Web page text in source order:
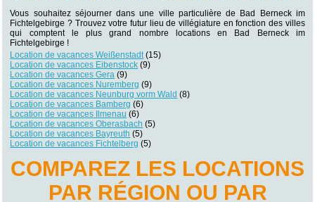
Vous souhaitez séjourner dans une ville particulière de Bad Berneck im
Fichtelgebirge ? Trouvez votre futur lieu de villégiature en fonction des villes
qui comptent le plus grand nombre locations en Bad Berneck im
Fichtelgebirge !
Location de vacances Weißenstadt(15)
Location de vacances Eibenstock (9)
Location de vacances Gera (9)
Location de vacances Nuremberg (9)
Location de vacances Neunburg vorm Wald (8)
Location de vacances Bamberg (6)
Location de vacances Ilmenau (6)
Location de vacances Oberasbach (5)
Location de vacances Bayreuth (5)
Location de vacances Fichtelberg (5)
COMPAREZ LES LOCATIONS
PAR RÉGION OU PAR